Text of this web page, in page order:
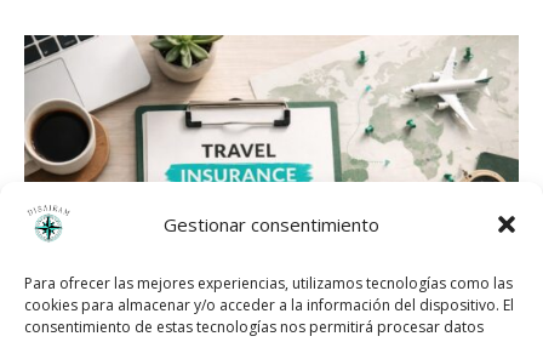
Gestionar consentimiento
Para ofrecer las mejores experiencias, utilizamos tecnologías como las
cookies para almacenar y/o acceder a la información del dispositivo. El
consentimiento de estas tecnologías nos permitirá procesar datos